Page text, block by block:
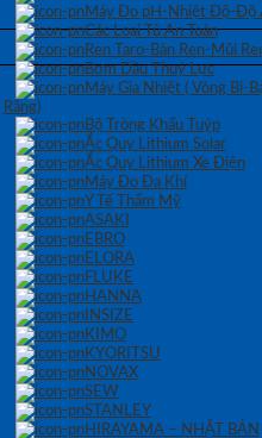
Máy Đo pH-Nhiệt Độ-Độ
Các Loại Tủ An Toàn
Ren Taro-Bàn Ren-Mũi
Bơm Dầu Thuỷ Lực
Máy Gia Nhiệt ( Vòng Bi-
Răng)
Bộ Tròng Khẩu Tuýp
Ắc Quy Lithium Solar
Ắc Quy Lithium Xe Điện
Máy Đo Đa Khí
Y Tế Thẩm Mỹ
ASAKI
EBRO
ELORA
FLUKE
HANNA
INSIZE
KIMO
KYORITSU
NOVAX
SEW
STANLEY
HIRAYAMA – NHẬT BẢN